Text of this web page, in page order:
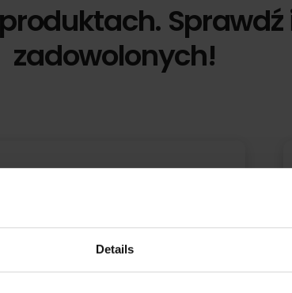
Details
Sprawdź
zadowolonych!
Barbara Jerzykowska
Barbara Jerzykowska